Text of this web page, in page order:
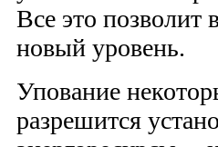
Все это
новый уровень.
Упование
разрешится